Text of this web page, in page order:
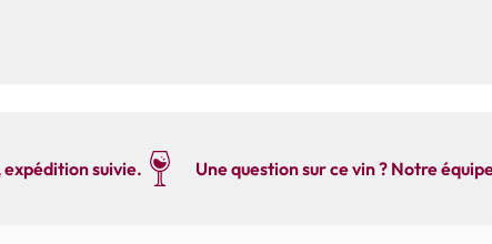
suivie. Une question sur ce vin ? Notre